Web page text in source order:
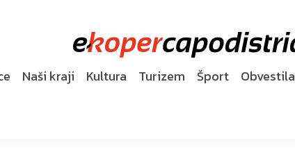
Naši kraji Kultura Turizem Šport Obvestila